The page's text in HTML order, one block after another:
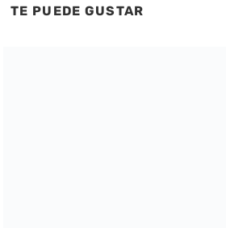
TE PUEDE GUSTAR